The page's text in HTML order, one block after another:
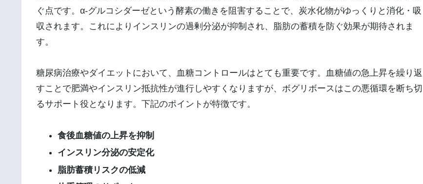
ぐ点です。α-グルコシダーゼという酵素の働きを阻害することで、炭水化物がゆっくりと消化・吸
収されます。これによりインスリンの過剰分泌が抑制され、脂肪の蓄積を防ぐ効果が期待されま
す。
糖尿病治療やダイエットにおいて、血糖コントロールはとても重要です。血糖値の急上昇を繰り返
すことで肥満やインスリン抵抗性が進行しやすくなりますが、ボグリボースはこの悪循環を断ち切
るサポート役となります。下記のポイントが特徴です。
食後血糖値の上昇を抑制
インスリン分泌の安定化
脂肪蓄積リスクの低減